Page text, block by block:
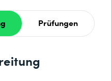
Prüfungen